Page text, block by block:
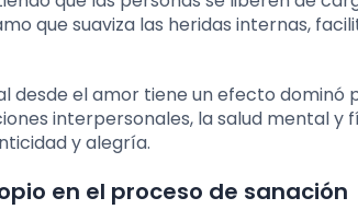
que suaviza las heridas internas,
desde el amor tiene un efecto dominó
interpersonales, la salud mental y
y alegría.
en el proceso de sanación